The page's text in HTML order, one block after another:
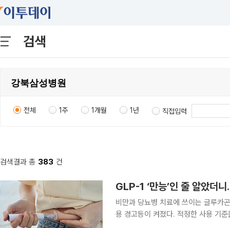
검색
전체 1주 1개월 1년 직접입력
검색결과 총 383 건
GLP-1 ‘만능’인 줄 알았더
비만과 당뇨병 치료에 쓰이는 글루카
용 경고등이 켜졌다. 적정한 사용 기